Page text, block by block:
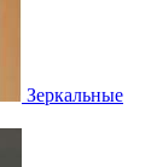
Зеркальные